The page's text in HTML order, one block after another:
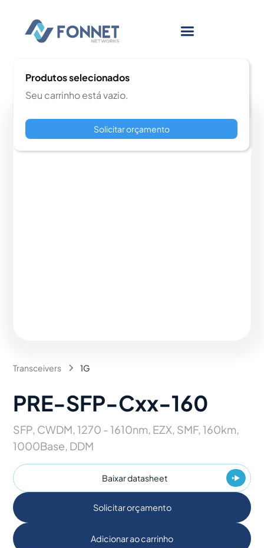
Transceivers 1G
PRE-SFP-Cxx-160
SFP, CWDM, 1270 - 1610nm, EZX, SMF, 160km,
1000Base, DDM
Baixar datasheet
Solicitar orçamento
Adicionar ao carrinho
Produtos selecionados
Seu carrinho está vazio.
Solicitar orçamento